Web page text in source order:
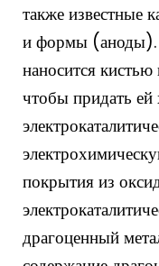
также известные
и формы (аноды).
наносится
чтобы придать
покрытия из
драгоценный